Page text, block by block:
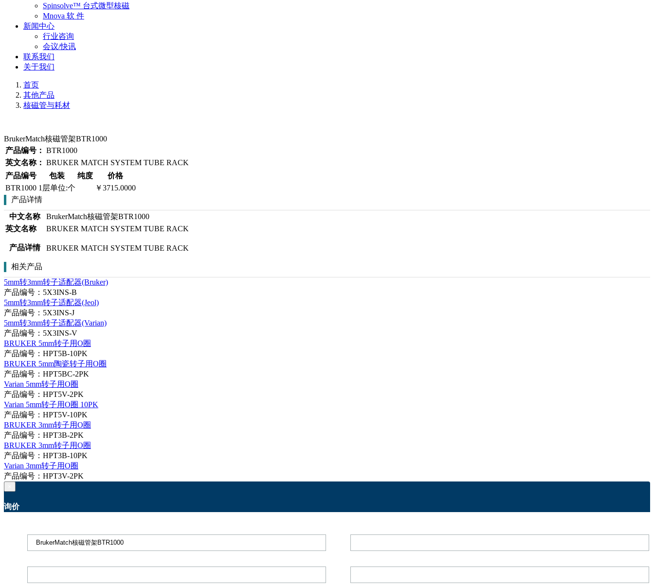
Spinsolve™ 台式微型核磁
Mnova 软 件
新闻中心
行业咨询
会议/快讯
联系我们
关于我们
首页
其他产品
核磁管与耗材
BrukerMatch核磁管架BTR1000
产品编号： BTR1000
英文名称： BRUKER MATCH SYSTEM TUBE RACK
产品编号
包装 纯度
价格
BTR1000 1层单位:个
￥3715.0000
产品详情
中文名称
BrukerMatch核磁管架BTR1000
英文名称
BRUKER MATCH SYSTEM TUBE RACK
产品详情 BRUKER MATCH SYSTEM TUBE RACK
相关产品
5mm转3mm转子适配器(Bruker)
产品编号：5X3INS-B
5mm转3mm转子适配器(Jeol)
产品编号：5X3INS-J
5mm转3mm转子适配器(Varian)
产品编号：5X3INS-V
BRUKER 5mm转子用O圈
产品编号：HPT5B-10PK
BRUKER 5mm陶瓷转子用O圈
产品编号：HPT5BC-2PK
Varian 5mm转子用O圈
产品编号：HPT5V-2PK
Varian 5mm转子用O圈 10PK
产品编号：HPT5V-10PK
BRUKER 3mm转子用O圈
产品编号：HPT3B-2PK
BRUKER 3mm转子用O圈
产品编号：HPT3B-10PK
Varian 3mm转子用O圈
产品编号：HPT3V-2PK
询价